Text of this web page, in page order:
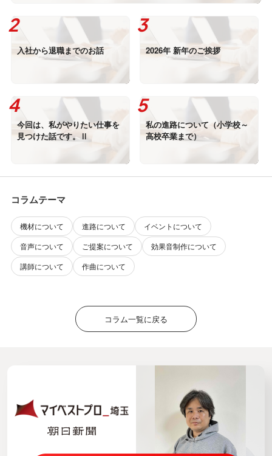
入社から退職までのお話 2026年 新年のご挨拶
今回は、私がやりたい仕事を
見つけた話です。Ⅱ
私の進路について（小学校～
高校卒業まで）
コラムテーマ
機材について 進路について
イベントについて
音声について
ご提案について
効果音制作について
講師について
作曲について
コラム一覧に戻る